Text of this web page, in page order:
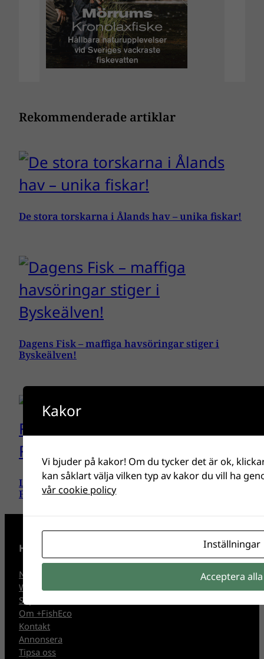
Rekommenderade artiklar
De stora torskarna i Ålands hav – unika fiskar!
Dagens Fisk – maffiga havsöringar stiger i
Byskeälven!
Livestream med Martin Falklind – så görs
Fiskarnas Rike!
Hitta rätt
Nyheter
Webb-TV
Supersize
Om +FishEco
Kontakt
Annonsera
Tipsa oss
Kakor
Vi bjuder på kakor! Om du tycker det är ok,
kan såklart välja vilken typ av kakor du vill ha
vår cookie policy
Inställningar
Acceptera alla